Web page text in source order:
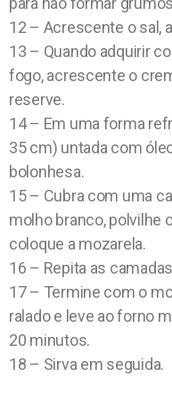
12 – Acrescente o sal,
13 – Quando adquirir
fogo, acrescente o
reserve.
14 – Em uma forma
35 cm) untada com
bolonhesa.
15 – Cubra com uma
molho branco, polvilhe
coloque a mozarela.
16 – Repita as
17 – Termine com o
ralado e leve ao forno
20 minutos.
18 – Sirva em seguida.